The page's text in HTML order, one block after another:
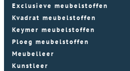
Exclusieve meubelstoffen
Kvadrat meubelstoffen
Keymer meubelstoffen
Ploeg meubelstoffen
Meubelleer
Kunstleer